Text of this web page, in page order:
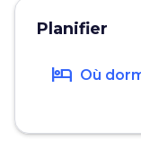
Planifier
hotel Où